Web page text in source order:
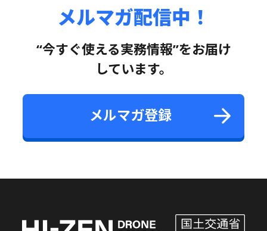
メルマガ配信中！
“今すぐ使える実務情報”をお届け
しています。
メルマガ登録